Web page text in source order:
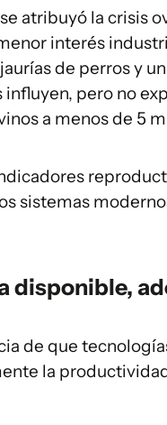
atribuyó la crisis
interés
de perros y
influyen, pero no
a menos de 5
sistemas
disponible,
de que
la